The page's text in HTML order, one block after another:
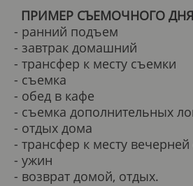
ПРИМЕР СЪЕМОЧНОГО
- ранний подъем
- завтрак домашний
- трансфер к месту съемки
- съемка
- обед в кафе
- съемка дополнительных
- отдых дома
- трансфер к месту
- ужин
- возврат домой, отдых.